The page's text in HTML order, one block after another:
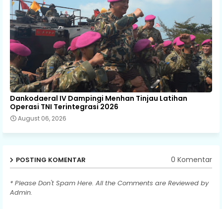
Dankodaeral IV Dampingi Menhan Tinjau Latihan
Operasi TNI Terintegrasi 2026
August 06, 2026
POSTING KOMENTAR 0 Komentar
* Please Don't Spam Here. All the Comments are Reviewed by
Admin.